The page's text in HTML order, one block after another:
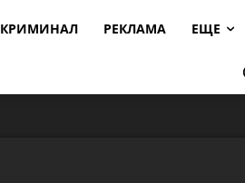
КРИМИНАЛ РЕКЛАМА ЕЩЕ